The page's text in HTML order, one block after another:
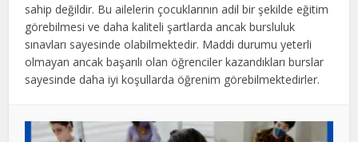
sahip değildir. Bu ailelerin çocuklarının adil bir şekilde eğitim
görebilmesi ve daha kaliteli şartlarda ancak bursluluk
sınavları sayesinde olabilmektedir. Maddi durumu yeterli
olmayan ancak başarılı olan öğrenciler kazandıkları burslar
sayesinde daha iyi koşullarda öğrenim görebilmektedirler.